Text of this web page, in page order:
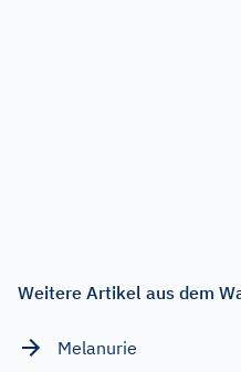
Weitere Artikel aus dem
Melanurie